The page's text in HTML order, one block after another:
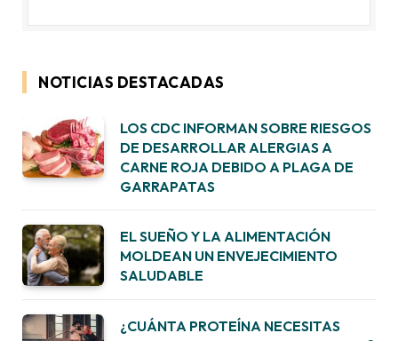
NOTICIAS DESTACADAS
LOS CDC INFORMAN SOBRE RIESGOS
DE DESARROLLAR ALERGIAS A
CARNE ROJA DEBIDO A PLAGA DE
GARRAPATAS
EL SUEÑO Y LA ALIMENTACIÓN
MOLDEAN UN ENVEJECIMIENTO
SALUDABLE
¿CUÁNTA PROTEÍNA NECESITAS